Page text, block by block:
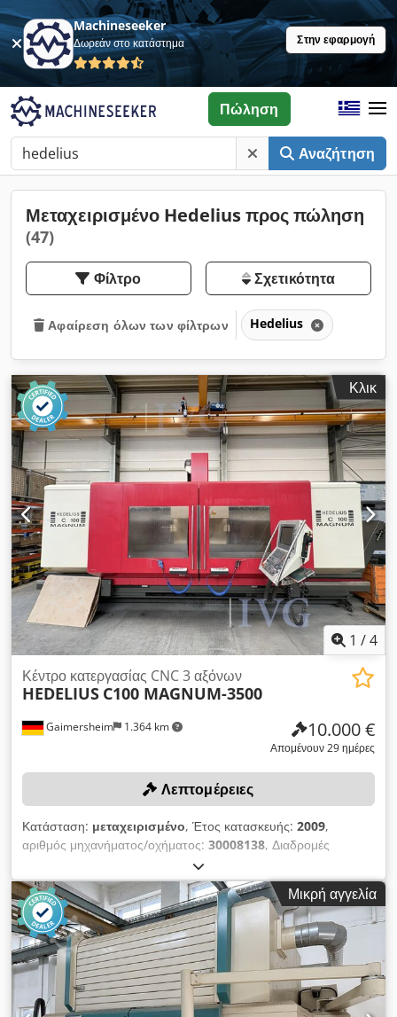
Machineseeker
Δωρεάν στο κατάστημα Στην εφαρμογή
Αναζήτηση
Πώληση
Μεταχειρισμένο Hedelius προς πώληση
(47)
Φίλτρο Σχετικότητα
Αφαίρεση όλων των φίλτρων Hedelius
Κλικ
1 /4
Gaimersheim 1.364 km
Κέντρο κατεργασίας CNC 3 αξόνων
HEDELIUS C100 MAGNUM-3500
10.000 €
Απομένουν 29 ημέρες
Λεπτομέρειες
Κατάσταση: μεταχειρισμένο, Έτος κατασκευής: 2009,
αριθμός μηχανήματος/οχήματος: 30008138, Διαδρομές
κίνησης X/Y/Z: περίπου 3.500x1.000x770 mm, διαστάσεις
τραπεζιού: περίπου 1.000x4.150 mm, ισχύς: 40 kVA, βάρος
μηχανήματος: 25.000 kg, σύστημα μεταφοράς γρεζιών AME,
σύστημα ελέγχου HEIDENHAIN ITNC620, σταθερή πλάκα
συγκράτησης τεμαχίων περίπου 1.200x3.500 mm, αυτόματος
αλλακτής εργαλείων HSK-A63, 1 φορητός πάγκος εργασίας, 5
αξόνων, 1 θύρα, περιεχόμενα: χειροκίνητα εργαλεία.
Chedpezqzdvjfx Agmsa
Μικρή αγγελία